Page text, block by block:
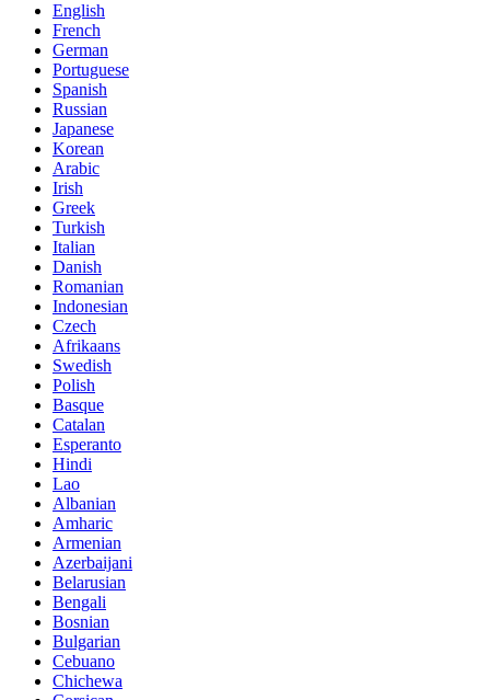
English
French
German
Portuguese
Spanish
Russian
Japanese
Korean
Arabic
Irish
Greek
Turkish
Italian
Danish
Romanian
Indonesian
Czech
Afrikaans
Swedish
Polish
Basque
Catalan
Esperanto
Hindi
Lao
Albanian
Amharic
Armenian
Azerbaijani
Belarusian
Bengali
Bosnian
Bulgarian
Cebuano
Chichewa